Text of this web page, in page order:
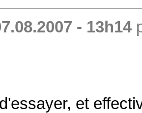
- 13h14
et